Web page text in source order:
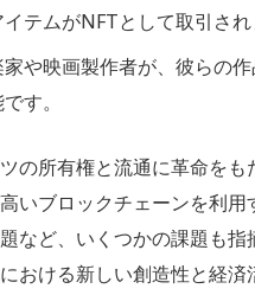
テムがNFTとして取引され
家や映画製作者が、彼らの
す。
の所有権と流通に革命を
いブロックチェーンを利用
など、いくつかの課題も
おける新しい創造性と経